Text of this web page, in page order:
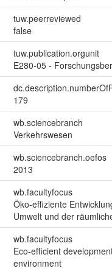
tuw.peerreviewed
false
tuw.publication.orgunit
E280-05 -
179
wb.sciencebranch
Verkehrswesen
wb.sciencebranch.oefos
2013
wb.facultyfocus
Öko-effiziente
Umwelt und der
wb.facultyfocus
Eco-efficient
environment